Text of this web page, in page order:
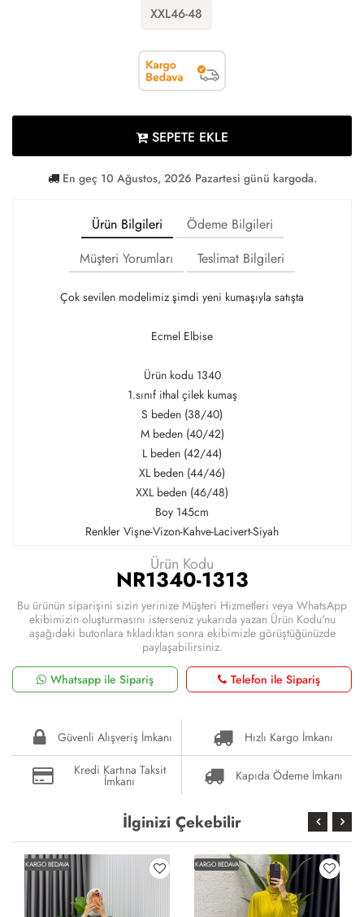
XXL46-48
SEPETE EKLE
En geç 10 Ağustos, 2026 Pazartesi günü kargoda.
Ürün Bilgileri
Ödeme Bilgileri
Müşteri Yorumları
Teslimat Bilgileri
Çok sevilen modelimiz şimdi yeni kumaşıyla satışta
Ecmel Elbise
Ürün kodu 1340
1.sınıf ithal çilek kumaş
S beden (38/40)
M beden (40/42)
L beden (42/44)
XL beden (44/46)
XXL beden (46/48)
Boy 145cm
Renkler Vişne-Vizon-Kahve-Lacivert-Siyah
Ürün Kodu
NR1340-1313
Bu ürünün siparişini sizin yerinize Müşteri Hizmetleri veya WhatsApp
ekibimizin oluşturmasını isterseniz yukarıda yazan Ürün Kodu'nu
aşağıdaki butonlara tıkladıktan sonra ekibimizle görüştüğünüzde
paylaşabilirsiniz.
Whatsapp ile Sipariş
Telefon ile Sipariş
Güvenli Alışveriş İmkanı
Hızlı Kargo İmkanı
Kredi Kartına Taksit
İmkanı Kapıda Ödeme İmkanı
İlginizi Çekebilir
KARGO BEDAVA KARGO BEDAVA